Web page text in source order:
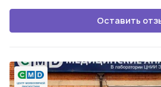
Оставить